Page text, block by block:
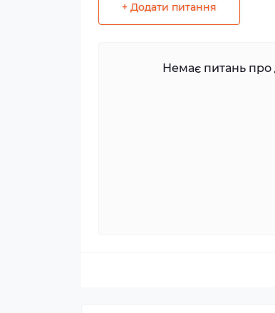
+ Додати питання
Немає питань про